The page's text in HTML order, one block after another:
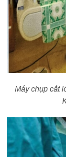
Máy chụp cắt